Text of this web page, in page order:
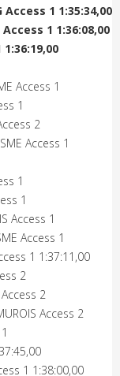
Access 1 1:35:34,00
Access 1 1:36:08,00
1:36:19,00
Access 1
1
2
Access 1
1
1
Access 1
Access 1
1 1:37:11,00
2
Access 2
Access 2
1 1:38:00,00